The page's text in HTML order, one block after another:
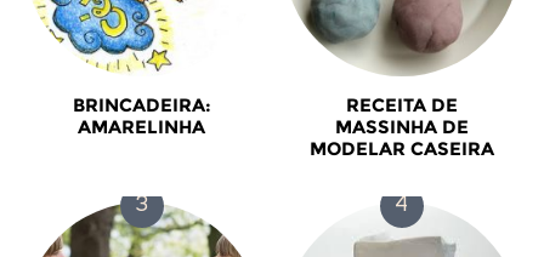
BRINCADEIRA:
AMARELINHA
RECEITA DE
MASSINHA DE
MODELAR CASEIRA